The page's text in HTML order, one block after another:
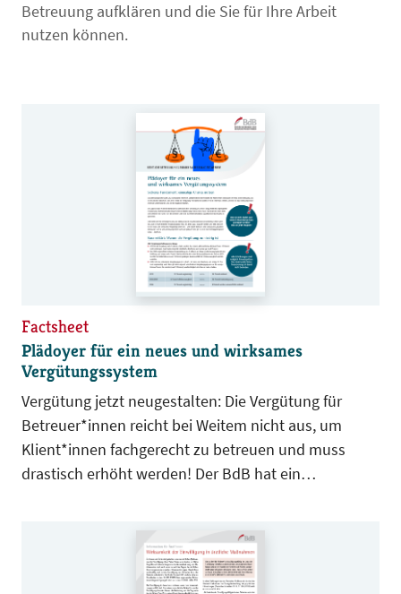
Betreuung aufklären und die Sie für Ihre Arbeit
nutzen können.
Factsheet
Plädoyer für ein neues und wirksames
Vergütungssystem
Vergütung jetzt neugestalten: Die Vergütung für
Betreuer*innen reicht bei Weitem nicht aus, um
Klient*innen fachgerecht zu betreuen und muss
drastisch erhöht werden! Der BdB hat ein
Vergütungssystem erarbeitet, das wissenschaftliche
Forschungsergebnisse berücksichtigt.